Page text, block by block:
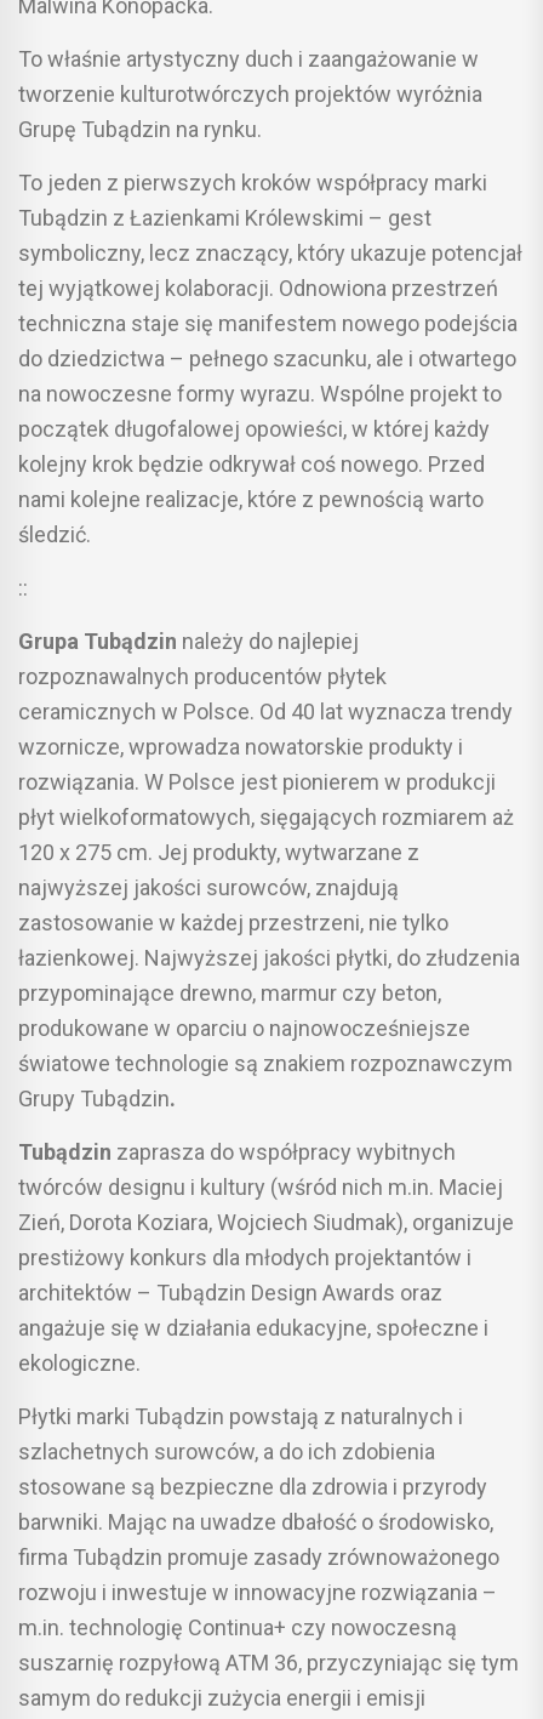
Malwina Konopacka.
To właśnie artystyczny duch i zaangażowanie w
tworzenie kulturotwórczych projektów wyróżnia
Grupę Tubądzin na rynku.
To jeden z pierwszych kroków współpracy marki
Tubądzin z Łazienkami Królewskimi – gest
symboliczny, lecz znaczący, który ukazuje potencjał
tej wyjątkowej kolaboracji. Odnowiona przestrzeń
techniczna staje się manifestem nowego podejścia
do dziedzictwa – pełnego szacunku, ale i otwartego
na nowoczesne formy wyrazu. Wspólne projekt to
początek długofalowej opowieści, w której każdy
kolejny krok będzie odkrywał coś nowego. Przed
nami kolejne realizacje, które z pewnością warto
śledzić.
::
Grupa Tubądzin należy do najlepiej
rozpoznawalnych producentów płytek
ceramicznych w Polsce. Od 40 lat wyznacza trendy
wzornicze, wprowadza nowatorskie produkty i
rozwiązania. W Polsce jest pionierem w produkcji
płyt wielkoformatowych, sięgających rozmiarem aż
120 x 275 cm. Jej produkty, wytwarzane z
najwyższej jakości surowców, znajdują
zastosowanie w każdej przestrzeni, nie tylko
łazienkowej. Najwyższej jakości płytki, do złudzenia
przypominające drewno, marmur czy beton,
produkowane w oparciu o najnowocześniejsze
światowe technologie są znakiem rozpoznawczym
Grupy Tubądzin.
Tubądzin zaprasza do współpracy wybitnych
twórców designu i kultury (wśród nich m.in. Maciej
Zień, Dorota Koziara, Wojciech Siudmak), organizuje
prestiżowy konkurs dla młodych projektantów i
architektów – Tubądzin Design Awards oraz
angażuje się w działania edukacyjne, społeczne i
ekologiczne.
Płytki marki Tubądzin powstają z naturalnych i
szlachetnych surowców, a do ich zdobienia
stosowane są bezpieczne dla zdrowia i przyrody
barwniki. Mając na uwadze dbałość o środowisko,
firma Tubądzin promuje zasady zrównoważonego
rozwoju i inwestuje w innowacyjne rozwiązania –
m.in. technologię Continua+ czy nowoczesną
suszarnię rozpyłową ATM 36, przyczyniając się tym
samym do redukcji zużycia energii i emisji